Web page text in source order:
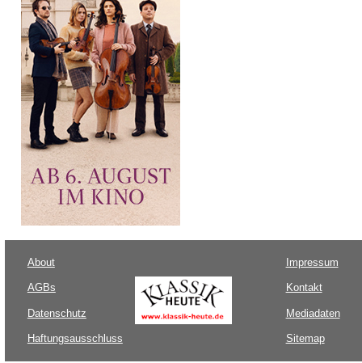
About
AGBs
Datenschutz
Haftungsausschluss
Impressum
Kontakt
Mediadaten
Sitemap